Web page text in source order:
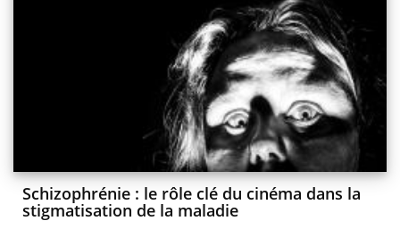
Schizophrénie : le rôle clé du cinéma dans la
stigmatisation de la maladie